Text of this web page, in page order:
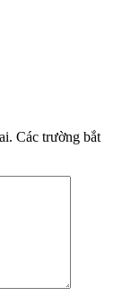
Các trường bắt